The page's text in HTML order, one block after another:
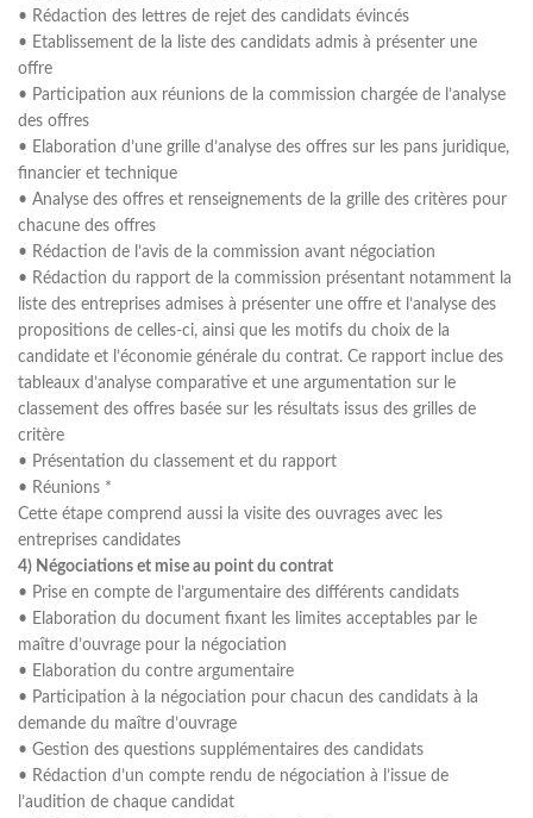
• Rédaction des lettres de rejet des candidats évincés
• Etablissement de la liste des candidats admis à présenter une
offre
• Participation aux réunions de la commission chargée de l’analyse
des offres
• Elaboration d’une grille d’analyse des offres sur les pans juridique,
financier et technique
• Analyse des offres et renseignements de la grille des critères pour
chacune des offres
• Rédaction de l’avis de la commission avant négociation
• Rédaction du rapport de la commission présentant notamment la
liste des entreprises admises à présenter une offre et l’analyse des
propositions de celles-ci, ainsi que les motifs du choix de la
candidate et l’économie générale du contrat. Ce rapport inclue des
tableaux d’analyse comparative et une argumentation sur le
classement des offres basée sur les résultats issus des grilles de
critère
• Présentation du classement et du rapport
• Réunions *
Cette étape comprend aussi la visite des ouvrages avec les
entreprises candidates
4) Négociations et mise au point du contrat
• Prise en compte de l’argumentaire des différents candidats
• Elaboration du document fixant les limites acceptables par le
maître d’ouvrage pour la négociation
• Elaboration du contre argumentaire
• Participation à la négociation pour chacun des candidats à la
demande du maître d’ouvrage
• Gestion des questions supplémentaires des candidats
• Rédaction d’un compte rendu de négociation à l’issue de
l’audition de chaque candidat